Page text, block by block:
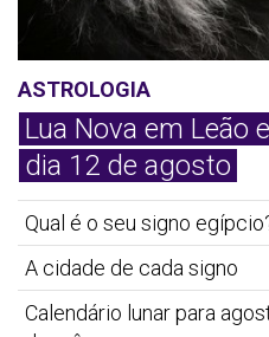
ASTROLOGIA
Lua Nova em Leão
dia 12 de agosto
Qual é o seu signo
A cidade de cada signo
Calendário lunar para